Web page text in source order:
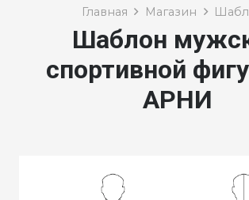
Главная Магазин
Шаблон
спортивной
АРНИ